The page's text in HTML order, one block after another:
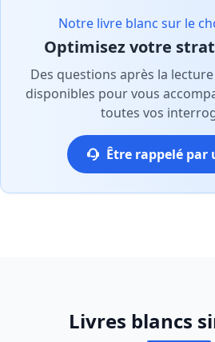
Notre livre blanc sur le
Optimisez votre
Des questions après la
disponibles pour vous
toutes vos
Être rappelé par
Livres blancs